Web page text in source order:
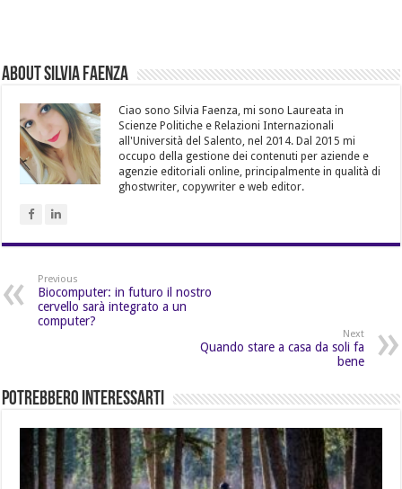
About Silvia Faenza
Ciao sono Silvia Faenza, mi sono Laureata in
Scienze Politiche e Relazioni Internazionali
all'Università del Salento, nel 2014. Dal 2015 mi
occupo della gestione dei contenuti per aziende e
agenzie editoriali online, principalmente in qualità di
ghostwriter, copywriter e web editor.
Previous
Biocomputer: in futuro il nostro
cervello sarà integrato a un
computer?
Next
Quando stare a casa da soli fa
bene
Potrebbero Interessarti